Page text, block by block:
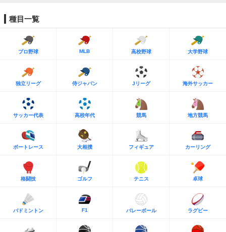
種目一覧
プロ野球 MLB 高校野球 大学野球
独立リーグ 侍ジャパン Jリーグ 海外サッカー
サッカー代表 高校年代 競馬 地方競馬
ボートレース 大相撲 フィギュア カーリング
格闘技 ゴルフ テニス 卓球
バドミントン F1 バレーボール ラグビー